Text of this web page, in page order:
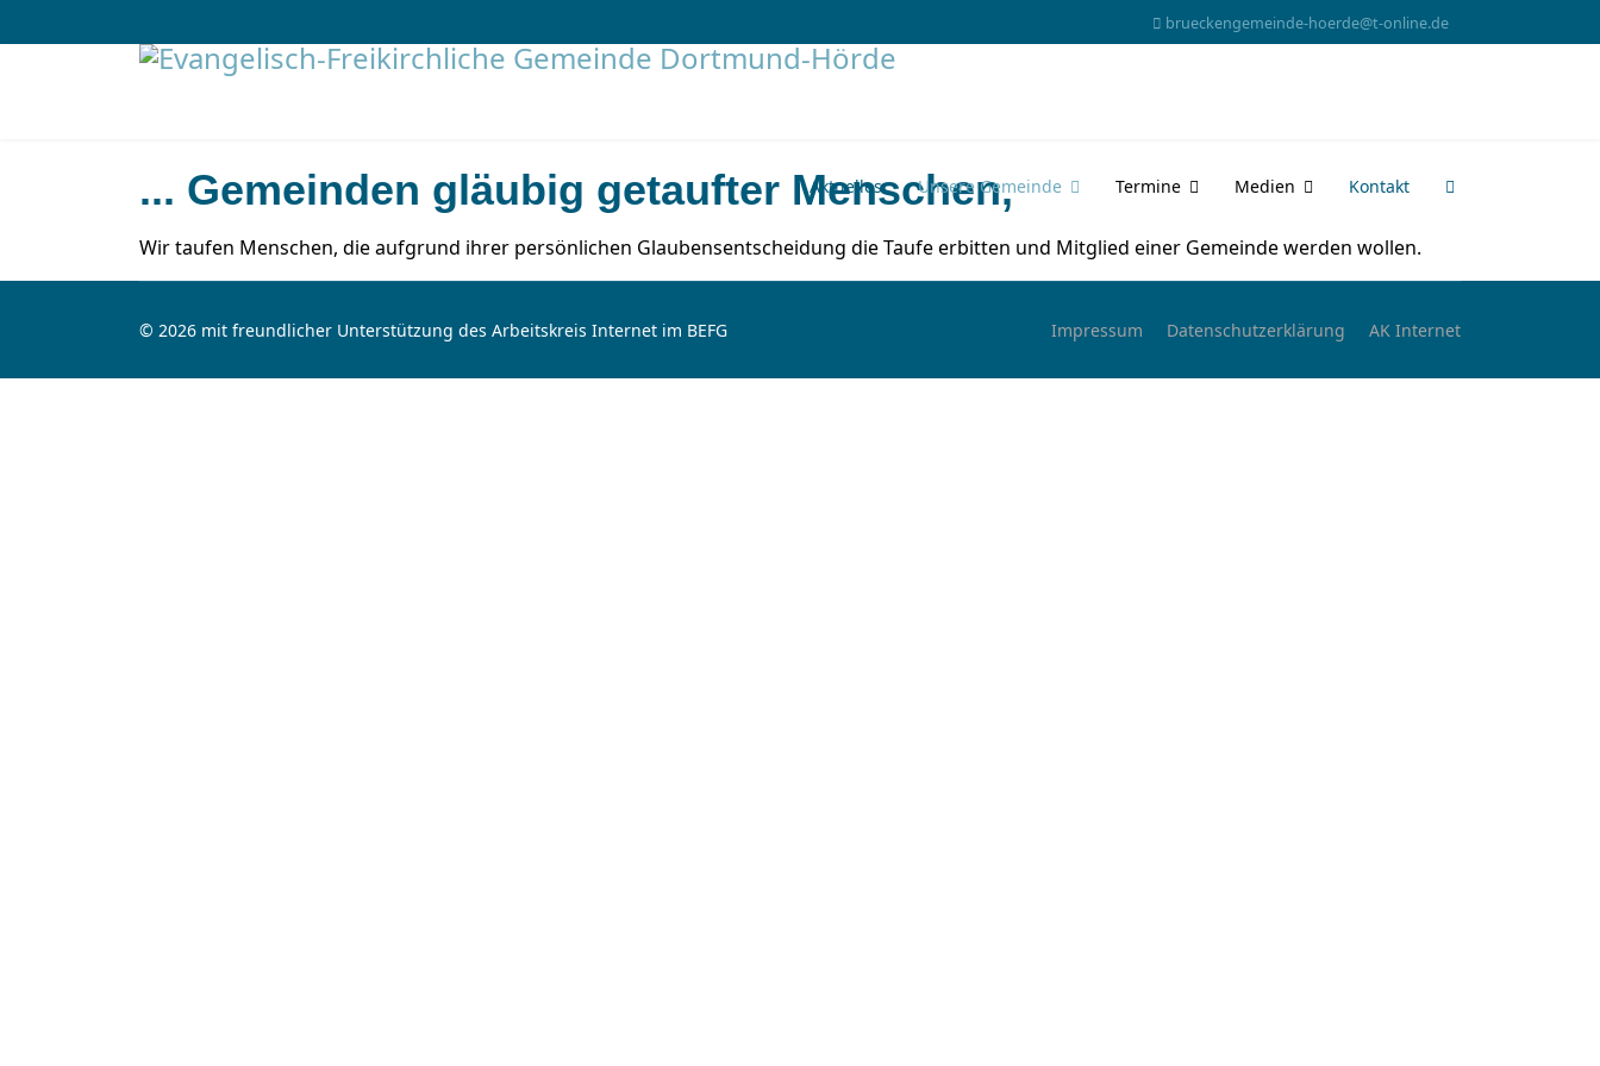
brueckengemeinde-hoerde@t-online.de
Aktuelles Unsere Gemeinde Termine Medien Kontakt
... Gemeinden gläubig getaufter Menschen,
Wir taufen Menschen, die aufgrund ihrer persönlichen Glaubensentscheidung die Taufe erbitten und Mitglied einer Gemeinde werden wollen.
© 2026 mit freundlicher Unterstützung des Arbeitskreis Internet im BEFG Impressum Datenschutzerklärung AK Internet